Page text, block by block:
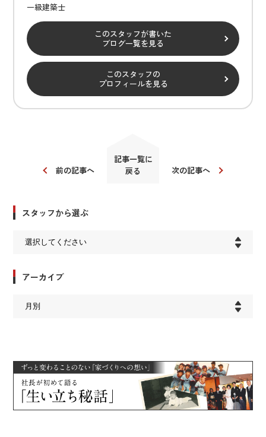
一級建築士
このスタッフが書いた
ブログ一覧を見る
このスタッフの
プロフィールを見る
前の記事へ
記事一覧に
戻る
次の記事へ
スタッフから選ぶ
アーカイブ